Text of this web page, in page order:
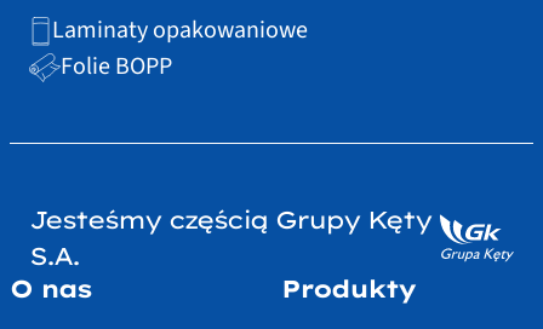
Laminaty opakowaniowe
Folie BOPP
Jesteśmy częścią Grupy Kęty
S.A.
O nas
Produkty